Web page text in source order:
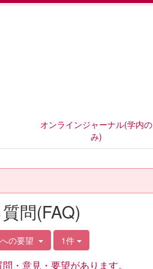
オンラインジャーナル(学内の
み)
問(FAQ)
の要望 1件
・意見・要望があります。